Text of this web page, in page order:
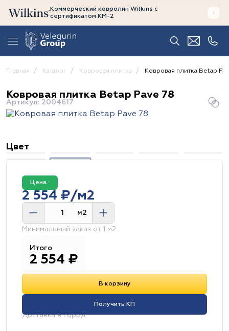
Коммерческий ковролин Wilkins с
сертификатом КМ-2
Главная Каталог Ковровая плитка Ковровая плитка Betap
Ковровая плитка Betap Pave 78
Артикул: 2004617
Цвет
Цена :
2 554 ₽/м2
м2
Минимальный заказ от 1 м2
Итого
2 554 ₽
В корзину
Получить КП
Доставка в город: